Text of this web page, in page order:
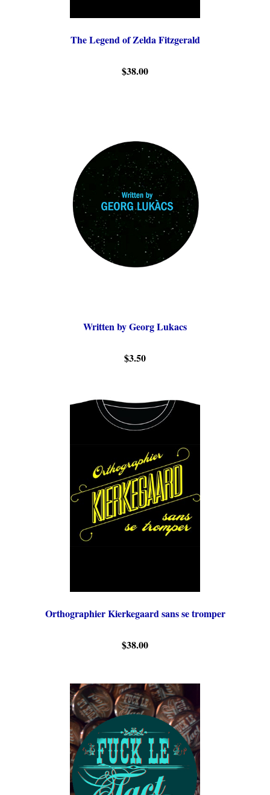
The Legend of Zelda Fitzgerald
$38.00
Written by Georg Lukacs
$3.50
Orthographier Kierkegaard sans se tromper
$38.00